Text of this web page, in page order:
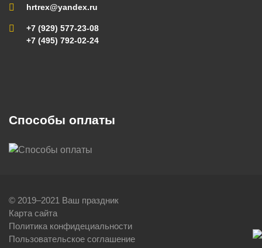
hrtrex@yandex.ru
+7 (929) 577-23-08
+7 (495) 792-02-24
Способы оплаты
© 2019–2021 Ваш праздник
Карта сайта
Политика конфидециальности
Пользовательское соглашение